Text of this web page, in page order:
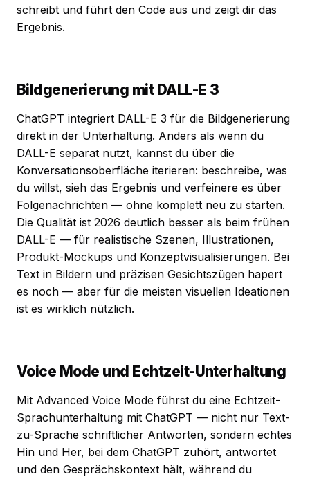
schreibt und führt den Code aus und zeigt dir das
Ergebnis.
Bildgenerierung mit DALL-E 3
ChatGPT integriert DALL-E 3 für die Bildgenerierung
direkt in der Unterhaltung. Anders als wenn du
DALL-E separat nutzt, kannst du über die
Konversationsoberfläche iterieren: beschreibe, was
du willst, sieh das Ergebnis und verfeinere es über
Folgenachrichten — ohne komplett neu zu starten.
Die Qualität ist 2026 deutlich besser als beim frühen
DALL-E — für realistische Szenen, Illustrationen,
Produkt-Mockups und Konzeptvisualisierungen. Bei
Text in Bildern und präzisen Gesichtszügen hapert
es noch — aber für die meisten visuellen Ideationen
ist es wirklich nützlich.
Voice Mode und Echtzeit-Unterhaltung
Mit Advanced Voice Mode führst du eine Echtzeit-
Sprachunterhaltung mit ChatGPT — nicht nur Text-
zu-Sprache schriftlicher Antworten, sondern echtes
Hin und Her, bei dem ChatGPT zuhört, antwortet
und den Gesprächskontext hält, während du